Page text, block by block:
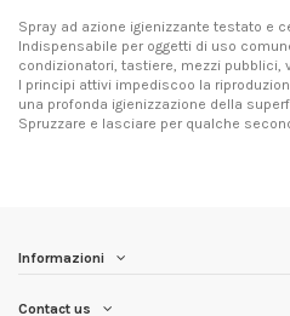
Spray ad azione igienizzante testato e
Indispensabile per oggetti di uso
condizionatori, tastiere, mezzi pubblici,
I principi attivi impediscoo la
una profonda igienizzazione della
Spruzzare e lasciare per qualche
Informazioni
Contact us